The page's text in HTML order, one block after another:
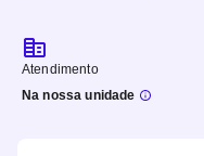
Atendimento
Na nossa unidade